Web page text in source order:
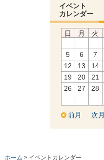
イベント
カレンダー
日 月 火
5
6 7
12
13 14
19
20 21
26
27 28
前月 次月
ホーム > イベントカレンダー